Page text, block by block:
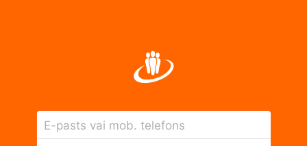
E-pasts vai mob. telefons